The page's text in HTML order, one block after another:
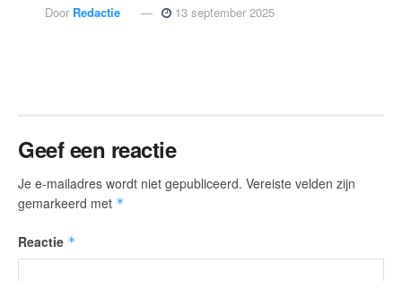
Door Redactie 13 september 2025
Geef een reactie
Je e-mailadres wordt niet gepubliceerd. Vereiste velden zijn
gemarkeerd met *
Reactie *